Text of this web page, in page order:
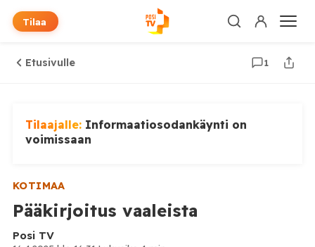
Tilaa
Etusivulle 1
Tilaajalle: Informaatiosodankäynti on
voimissaan
KOTIMAA
Pääkirjoitus vaaleista
Posi TV